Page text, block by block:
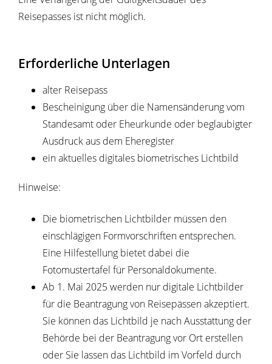
Reisepasses ist nicht möglich.
Erforderliche Unterlagen
alter Reisepass
Bescheinigung über die Namensänderung vom
Standesamt oder Eheurkunde oder beglaubigter
Ausdruck aus dem Eheregister
ein aktuelles digitales biometrisches Lichtbild
Hinweise:
Die biometrischen Lichtbilder müssen den
einschlägigen Formvorschriften entsprechen.
Eine Hilfestellung bietet dabei die
Fotomustertafel für Personaldokumente.
Ab 1. Mai 2025 werden nur digitale Lichtbilder
für die Beantragung von Reisepässen akzeptiert.
Sie können das Lichtbild je nach Ausstattung der
Behörde bei der Beantragung vor Ort erstellen
oder Sie lassen das Lichtbild im Vorfeld durch